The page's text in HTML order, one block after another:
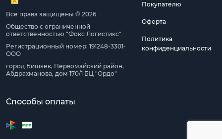
Все права защищены © 2026
Общество с ограниченной
ответственностью "Фокс Логистикс"
Регистрационный номер: 191248-3301-
ООО
город Бишкек, Первомайский район,
Абдрахманова, дом 170/1 БЦ "Ордо"
Покупателю
Оферта
Политика
конфиденциальности
Способы оплаты